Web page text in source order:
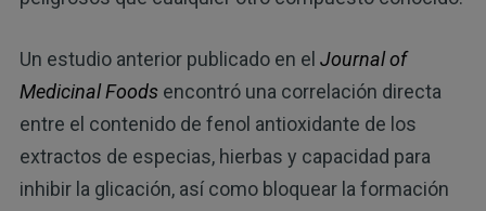
Un estudio anterior publicado en el Journal of
Medicinal Foodsencontró una correlación directa
entre el contenido de fenol antioxidante de los
extractos de especias, hierbas y capacidad para
inhibir la glicación, así como bloquear la formación